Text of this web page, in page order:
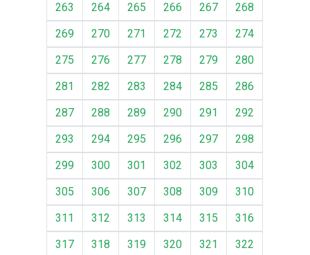
263
264 265 266 267
268
269
270 271 272 273
274
275
276 277 278 279
280
281
282 283 284 285
286
287
288 289 290 291
292
293
294 295 296 297
298
299
300 301 302 303
304
305
306 307 308 309
310
311
312 313 314 315
316
317
318 319 320 321
322